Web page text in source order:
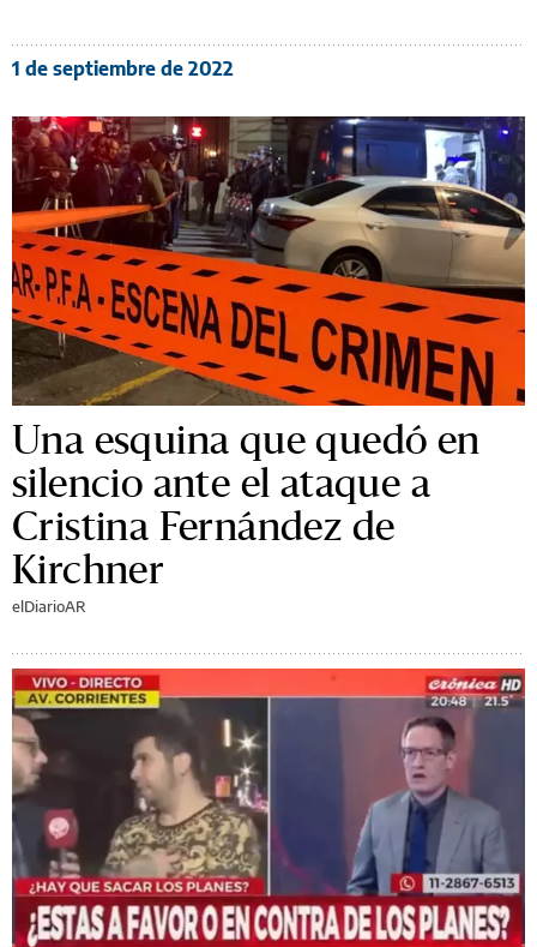
1 de septiembre de 2022
Una esquina que quedó en
silencio ante el ataque a
Cristina Fernández de
Kirchner
elDiarioAR